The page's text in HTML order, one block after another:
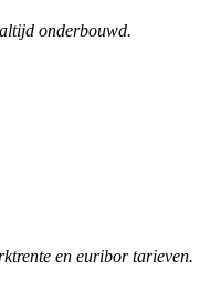
onderbouwd.
en euribor tarieven.